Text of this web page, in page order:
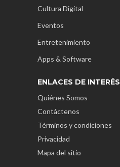
Cultura Digital
Eventos
Entretenimiento
Apps & Software
ENLACES DE INTERÉS
Quiénes Somos
Contáctenos
Términos y condiciones
Privacidad
Mapa del sitio